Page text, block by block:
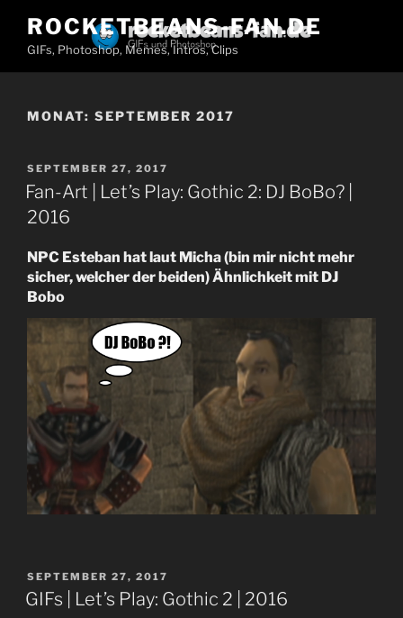
Inhalt
springen
ROCKETBEANS-FAN.DE
GIFs, Photoshop, Memes, Intros, Clips
MONAT: SEPTEMBER 2017
VERÖFFENTLICHT
AM
SEPTEMBER 27, 2017
Fan-Art | Let’s Play: Gothic 2: DJ BoBo? |
2016
NPC Esteban hat laut Micha (bin mir nicht mehr
sicher, welcher der beiden) Ähnlichkeit mit DJ
Bobo
VERÖFFENTLICHT
AM
SEPTEMBER 27, 2017
GIFs | Let’s Play: Gothic 2 | 2016